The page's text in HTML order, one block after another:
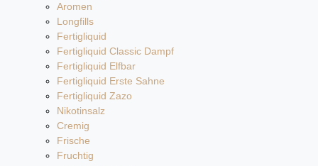
Aromen
Longfills
Fertigliquid
Fertigliquid Classic Dampf
Fertigliquid Elfbar
Fertigliquid Erste Sahne
Fertigliquid Zazo
Nikotinsalz
Cremig
Frische
Fruchtig